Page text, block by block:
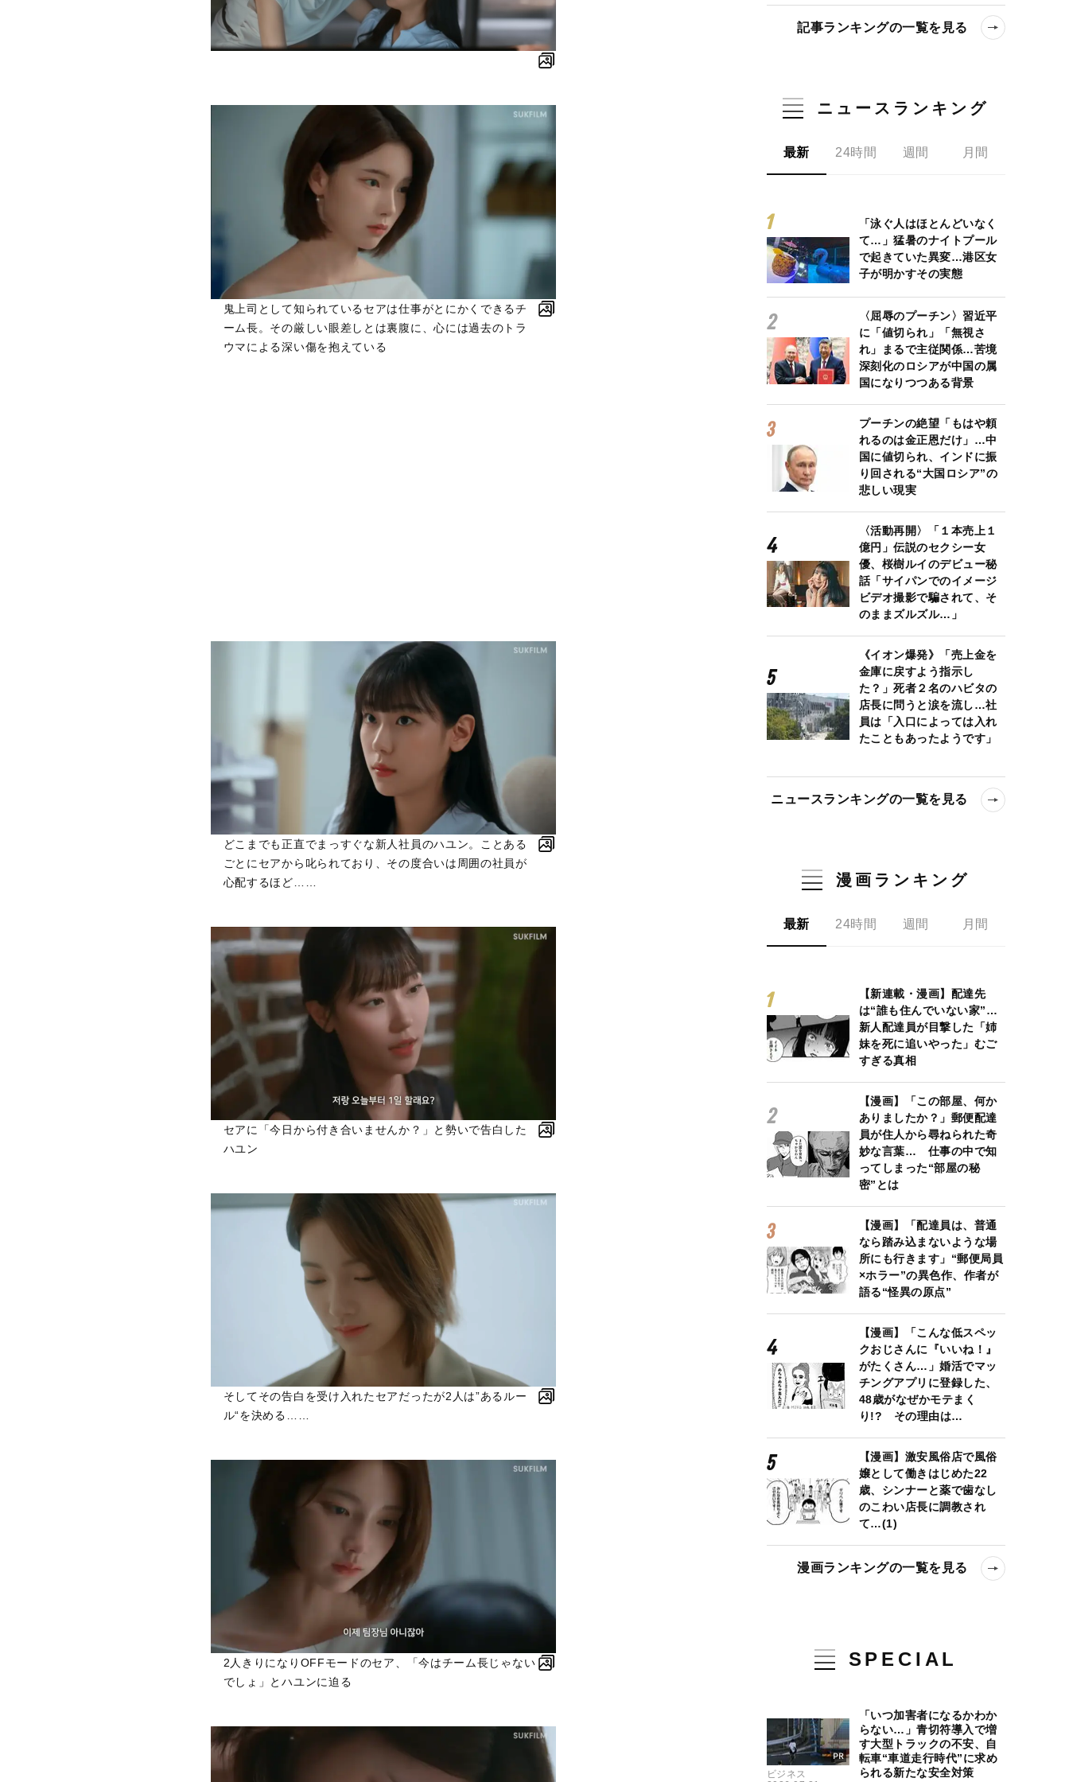
鬼上司として知られているセアは仕事がとにかくできるチ
ーム長。その厳しい眼差しとは裏腹に、心には過去のトラ
ウマによる深い傷を抱えている
どこまでも正直でまっすぐな新人社員のハユン。ことある
ごとにセアから叱られており、その度合いは周囲の社員が
心配するほど……
セアに「今日から付き合いませんか？」と勢いで告白した
ハユン
そしてその告白を受け入れたセアだったが2人は”あるルー
ル“を決める……
2人きりになりOFFモードのセア、「今はチーム長じゃない
でしょ」とハユンに迫る
記事ランキングの一覧を見る
ニュースランキング
最新 24時間 週間 月間
「泳ぐ人はほとんどいなく
て…」猛暑のナイトプール
で起きていた異変…港区女
子が明かすその実態
〈屈辱のプーチン〉習近平
に「値切られ」「無視さ
れ」まるで主従関係…苦境
深刻化のロシアが中国の属
国になりつつある背景
プーチンの絶望「もはや頼
れるのは金正恩だけ」…中
国に値切られ、インドに振
り回される“大国ロシア”の
悲しい現実
〈活動再開〉「１本売上１
億円」伝説のセクシー女
優、桜樹ルイのデビュー秘
話「サイパンでのイメージ
ビデオ撮影で騙されて、そ
のままズルズル…」
《イオン爆発》「売上金を
金庫に戻すよう指示し
た？」死者２名のハビタの
店長に問うと涙を流し…社
員は「入口によっては入れ
たこともあったようです」
ニュースランキングの一覧を見る
漫画ランキング
最新 24時間 週間 月間
【新連載・漫画】配達先
は“誰も住んでいない家”…
新人配達員が目撃した「姉
妹を死に追いやった」むご
すぎる真相
【漫画】「この部屋、何か
ありましたか？」郵便配達
員が住人から尋ねられた奇
妙な言葉… 仕事の中で知
ってしまった“部屋の秘
密”とは
【漫画】「配達員は、普通
なら踏み込まないような場
所にも行きます」“郵便局員
×ホラー”の異色作、作者が
語る“怪異の原点”
【漫画】「こんな低スペッ
クおじさんに『いいね！』
がたくさん…」婚活でマッ
チングアプリに登録した、
48歳がなぜかモテまく
り!? その理由は…
【漫画】激安風俗店で風俗
嬢として働きはじめた22
歳、シンナーと薬で歯なし
のこわい店長に調教され
て…(1)
漫画ランキングの一覧を見る
SPECIAL
ビジネス
「いつ加害者になるかわか
らない…」青切符導入で増
す大型トラックの不安、自
転車“車道走行時代”に求め
られる新たな安全対策